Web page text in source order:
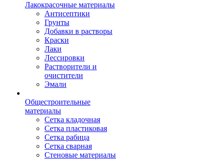
Лакокрасочные материалы
Антисептики
Грунты
Добавки в растворы
Краски
Лаки
Лессировки
Растворители и
очистители
Эмали
Общестроительные
материалы
Сетка кладочная
Сетка пластиковая
Сетка рабица
Сетка сварная
Стеновые материалы